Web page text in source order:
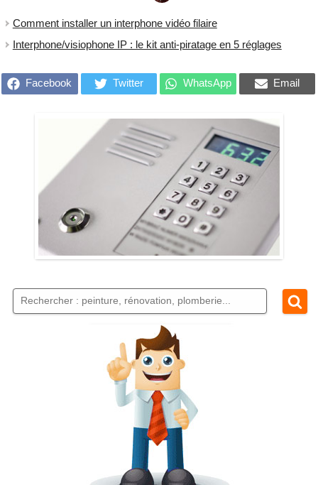
Comment installer un interphone vidéo filaire
Interphone/visiophone IP : le kit anti-piratage en 5 réglages
Facebook Twitter WhatsApp Email